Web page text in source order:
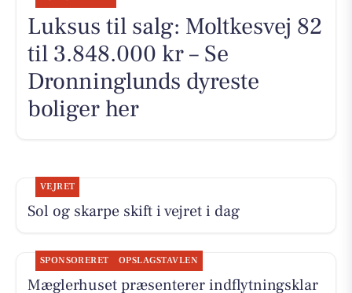
Luksus til salg: Moltkesvej 82
til 3.848.000 kr – Se
Dronninglunds dyreste
boliger her
VEJRET
Sol og skarpe skift i vejret i dag
SPONSORERET OPSLAGSTAVLEN
Mæglerhuset præsenterer indflytningsklar